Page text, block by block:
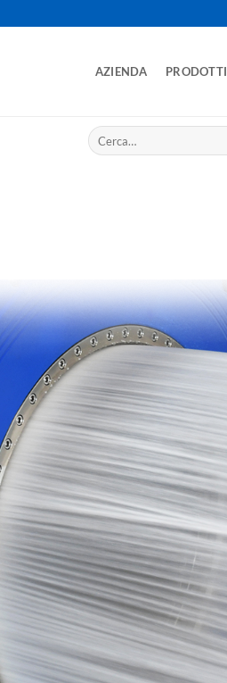
AZIENDA PRODOTTI
Cerca: